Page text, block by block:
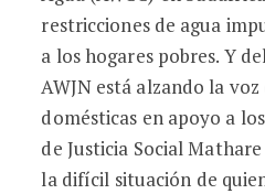
restricciones de agua
a los hogares pobres. Y
AWJN está alzando la
domésticas en apoyo a
de Justicia Social
la difícil situación de